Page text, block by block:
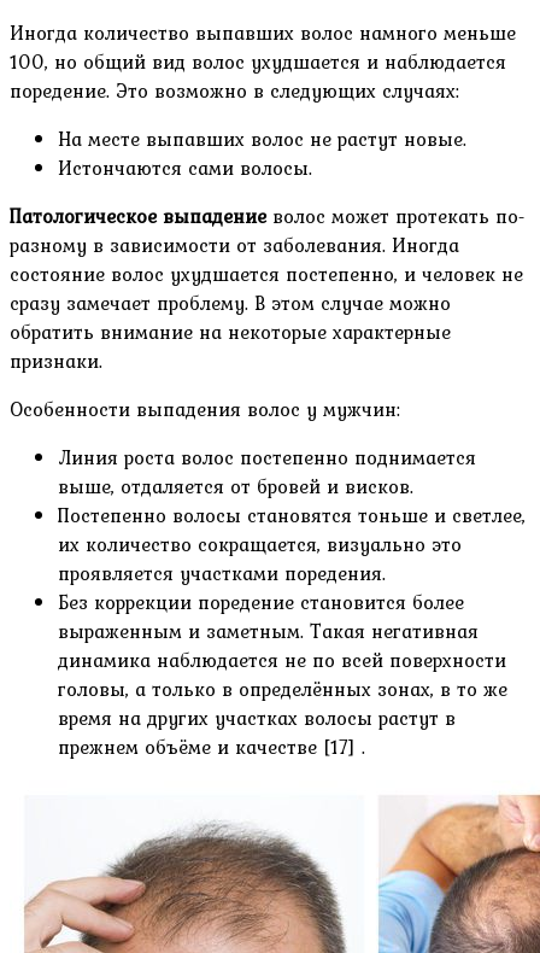
Иногда количество выпавших волос намного меньше
100, но общий вид волос ухудшается и наблюдается
поредение. Это возможно в следующих случаях:
На месте выпавших волос не растут новые.
Истончаются сами волосы.
Патологическое выпадениеволос может протекать по-
разному в зависимости от заболевания. Иногда
состояние волос ухудшается постепенно, и человек не
сразу замечает проблему. В этом случае можно
обратить внимание на некоторые характерные
признаки.
Особенности выпадения волос у мужчин:
Линия роста волос постепенно поднимается
выше, отдаляется от бровей и висков.
Постепенно волосы становятся тоньше и светлее,
их количество сокращается, визуально это
проявляется участками поредения.
Без коррекции поредение становится более
выраженным и заметным. Такая негативная
динамика наблюдается не по всей поверхности
головы, а только в определённых зонах, в то же
время на других участках волосы растут в
прежнем объёме и качестве [17] .